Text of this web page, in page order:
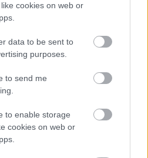
cookies on web or
data to be sent to
purposes.
to send me
to enable storage
cookies on web or